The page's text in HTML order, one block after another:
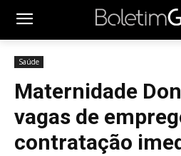
Saúde
Maternidade
vagas de
contratação